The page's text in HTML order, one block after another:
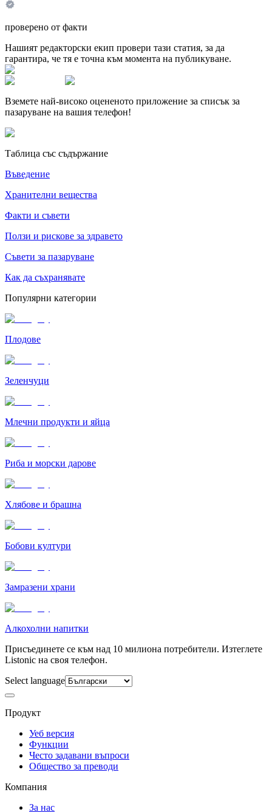
проверено от факти
Нашият редакторски екип провери тази статия, за да
гарантира, че тя е точна към момента на публикуване.
Вземете най-високо оцененото приложение за списък за
пазаруване на вашия телефон!
Таблица със съдържание
Въведение
Хранителни вещества
Факти и съвети
Ползи и рискове за здравето
Съвети за пазаруване
Как да съхранявате
Популярни категории
Плодове
Зеленчуци
Млечни продукти и яйца
Риба и морски дарове
Хлябове и брашна
Бобови култури
Замразени храни
Алкохолни напитки
Присъединете се към над 10 милиона потребители. Изтеглете
Listonic на своя телефон.
Select language
Продукт
Уеб версия
Функции
Често задавани въпроси
Общество за преводи
Компания
За нас